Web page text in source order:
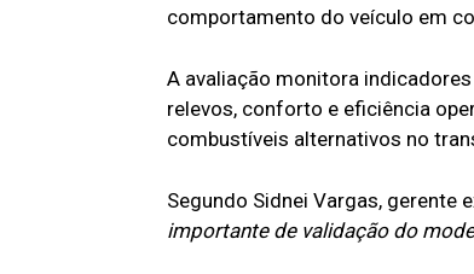
comportamento do veículo em
A avaliação monitora
relevos, conforto e eficiência
combustíveis alternativos no
Segundo Sidnei Vargas, gerente
importante de validação do